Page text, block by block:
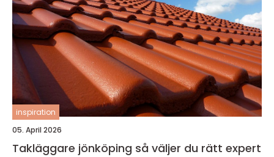
inspiration
05. April 2026
Takläggare jönköping så väljer du rätt expert